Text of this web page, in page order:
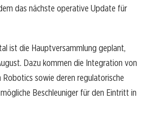
das nächste operative Update für
ist die Hauptversammlung geplant,
Dazu kommen die Integration von
sowie deren regulatorische
Beschleuniger für den Eintritt in